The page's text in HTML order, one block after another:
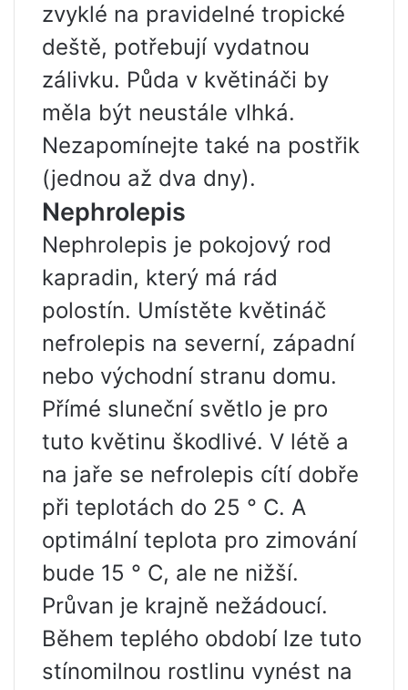
zvyklé na pravidelné tropické
deště, potřebují vydatnou
zálivku. Půda v květináči by
měla být neustále vlhká.
Nezapomínejte také na postřik
(jednou až dva dny).
Nephrolepis
Nephrolepis je pokojový rod
kapradin, který má rád
polostín. Umístěte květináč
nefrolepis na severní, západní
nebo východní stranu domu.
Přímé sluneční světlo je pro
tuto květinu škodlivé. V létě a
na jaře se nefrolepis cítí dobře
při teplotách do 25 ° C. A
optimální teplota pro zimování
bude 15 ° C, ale ne nižší.
Průvan je krajně nežádoucí.
Během teplého období lze tuto
stínomilnou rostlinu vynést na